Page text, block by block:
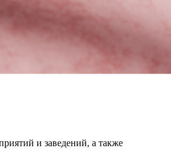
и заведений, а также